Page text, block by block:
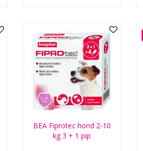
BEA Fiprotec hond 2-10
kg 3 + 1 pip